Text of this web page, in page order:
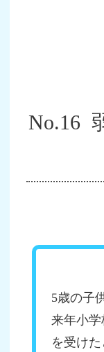
No.16
5歳の子
来年小
を受け